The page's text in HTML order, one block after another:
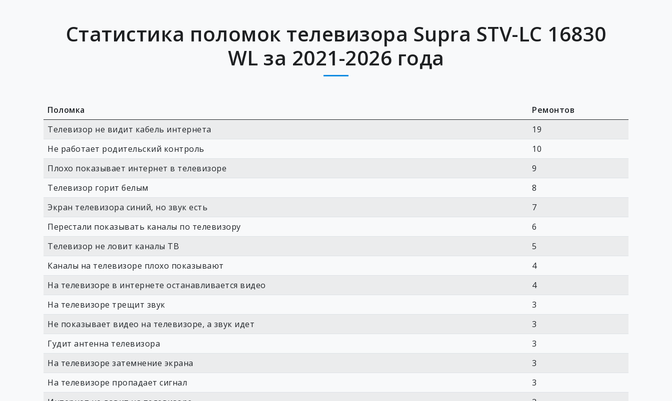
Статистика поломок телевизора Supra STV-LC 16830
WL за 2021-2026 года
Поломка
Ремонтов
Телевизор не видит кабель интернета
19
Не работает родительский контроль
10
Плохо показывает интернет в телевизоре
9
Телевизор горит белым
8
Экран телевизора синий, но звук есть
7
Перестали показывать каналы по телевизору
6
Телевизор не ловит каналы ТВ
5
Каналы на телевизоре плохо показывают
4
На телевизоре в интернете останавливается видео
4
На телевизоре трещит звук
3
Не показывает видео на телевизоре, а звук идет
3
Гудит антенна телевизора
3
На телевизоре затемнение экрана
3
На телевизоре пропадает сигнал
3